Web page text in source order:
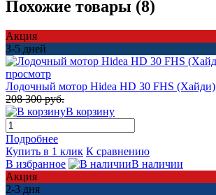
Похожие товары (8)
Акция
3-5 дней
просмотр
Лодочный мотор Hidea HD 30 FHS (Хайди)
208 300 руб.
В корзину
Подробнее
Купить в 1 клик К сравнению
В избранное
В наличии
Акция
2-3 дня